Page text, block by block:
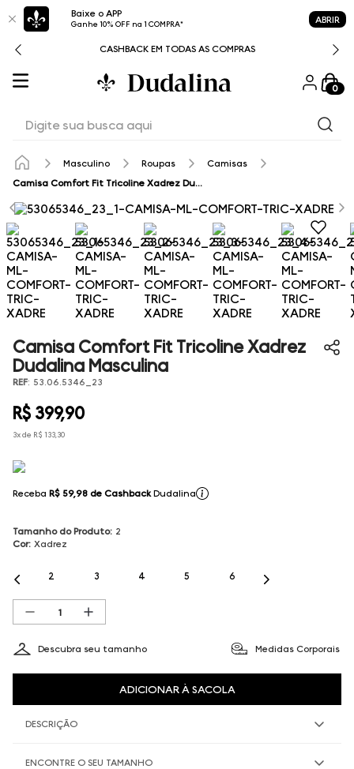
Baixe o APP
Ganhe 10% OFF na 1 COMPRA* ABRIR
CASHBACK EM TODAS AS COMPRAS
0
Masculino Roupas
Camisas
Camisa Comfort Fit Tricoline Xadrez Dudalina Masculina
Camisa Comfort Fit Tricoline Xadrez
Dudalina Masculina
REF: 53.06.5346_23
R$ 399,90
3x de R$ 133,30
Receba R$ 59,98 de Cashback Dudalina
Tamanho do Produto: 2
Cor: Xadrez
2 3 4 5 6
Descubra seu tamanho Medidas Corporais
ADICIONAR À SACOLA
DESCRIÇÃO
ENCONTRE O SEU TAMANHO